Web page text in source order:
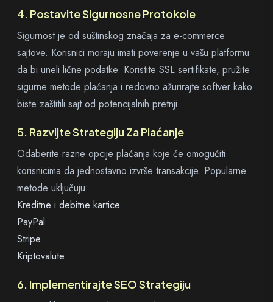
4. Postavite Sigurnosne Protokole
Sigurnost je od suštinskog značaja za e-commerce
sajtove. Korisnici moraju imati poverenje u vašu platformu
da bi uneli lične podatke. Koristite SSL sertifikate, pružite
sigurne metode plaćanja i redovno ažurirajte softver kako
biste zaštitili sajt od potencijalnih pretnji.
5. Razvijte Strategiju Za Plaćanje
Odaberite razne opcije plaćanja koje će omogućiti
korisnicima da jednostavno izvrše transakcije. Popularne
metode uključuju:
Kreditne i debitne kartice
PayPal
Stripe
Kriptovalute
6. Implementirajte SEO Strategiju